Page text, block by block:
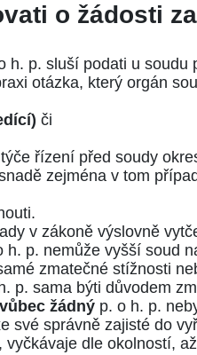
o žádosti
h. p. sluší podati u
otázka, který orgán
či
řízení před soudy
zejména v tom
v zákoně výslovně
p. nemůže vyšší soud
zmatečné stížnosti
p. sama býti důvodem
vůbec žádný p. o h. p.
své správně zajisté do
dle okolností,